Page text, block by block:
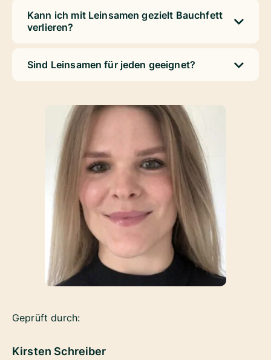
Kann ich mit Leinsamen gezielt Bauchfett
verlieren?
Sind Leinsamen für jeden geeignet?
Geprüft durch:
Kirsten Schreiber